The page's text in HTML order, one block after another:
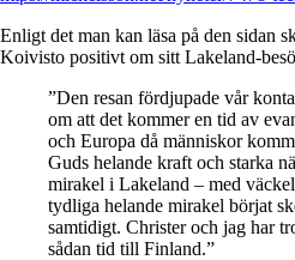
Enligt det man kan läsa på den sidan
Koivisto positivt om sitt Lakeland-
”Den resan fördjupade vår
om att det kommer en tid av
och Europa då människor
Guds helande kraft och starka
mirakel i Lakeland – med
tydliga helande mirakel börjat
samtidigt. Christer och jag har
sådan tid till Finland.”